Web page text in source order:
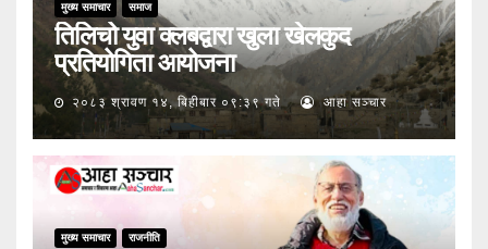
मुख्य समाचार समाज
तिलिचो युवा क्लबद्वारा खुला खेलकुद
प्रतियोगिता आयोजना
२०८३ श्रावण १४, बिहीबार ०९:३९ गते आहा सञ्चार
मुख्य समाचार राजनीति